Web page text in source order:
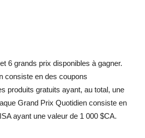
6 grands prix disponibles à gagner.
consiste en des coupons
produits gratuits ayant, au total, une
Grand Prix Quotidien consiste en
ayant une valeur de 1 000 $CA.